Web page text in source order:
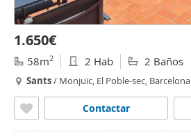
1.650€
58m2 2 Hab 2 Baños
Sants/ Monjuïc, El Poble-sec, Barcelona
Contactar